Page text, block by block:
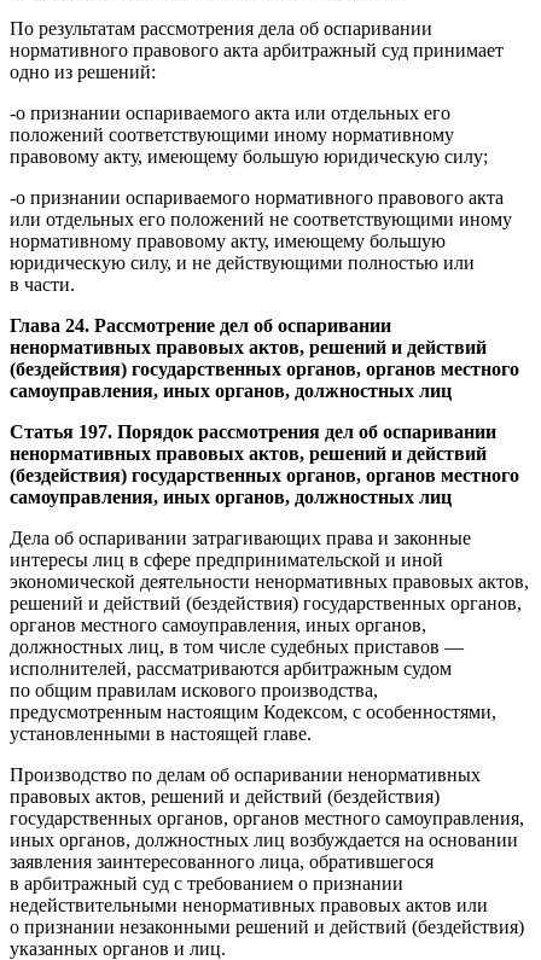
По результатам рассмотрения дела об оспаривании
нормативного правового акта арбитражный суд принимает
одно из решений:
-о признании оспариваемого акта или отдельных его
положений соответствующими иному нормативному
правовому акту, имеющему большую юридическую силу;
-о признании оспариваемого нормативного правового акта
или отдельных его положений не соответствующими иному
нормативному правовому акту, имеющему большую
юридическую силу, и не действующими полностью или
в части.
Глава 24. Рассмотрение дел об оспаривании
ненормативных правовых актов, решений и действий
(бездействия) государственных органов, органов местного
самоуправления, иных органов, должностных лиц
Статья 197. Порядок рассмотрения дел об оспаривании
ненормативных правовых актов, решений и действий
(бездействия) государственных органов, органов местного
самоуправления, иных органов, должностных лиц
Дела об оспаривании затрагивающих права и законные
интересы лиц в сфере предпринимательской и иной
экономической деятельности ненормативных правовых актов,
решений и действий (бездействия) государственных органов,
органов местного самоуправления, иных органов,
должностных лиц, в том числе судебных приставов —
исполнителей, рассматриваются арбитражным судом
по общим правилам искового производства,
предусмотренным настоящим Кодексом, с особенностями,
установленными в настоящей главе.
Производство по делам об оспаривании ненормативных
правовых актов, решений и действий (бездействия)
государственных органов, органов местного самоуправления,
иных органов, должностных лиц возбуждается на основании
заявления заинтересованного лица, обратившегося
в арбитражный суд с требованием о признании
недействительными ненормативных правовых актов или
о признании незаконными решений и действий (бездействия)
указанных органов и лиц.